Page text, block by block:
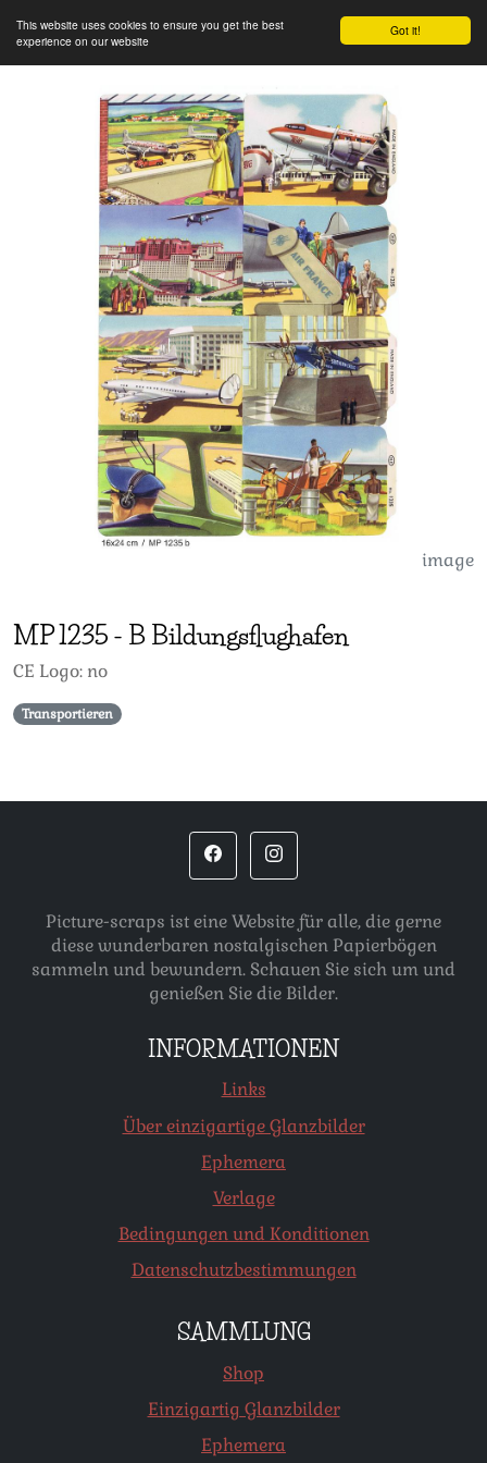
Got it!
This website uses cookies to ensure you get the best
experience on our website
image
MP1235 - B Bildungsflughafen
CE Logo: no
Transportieren
Picture-scraps ist eine Website für alle, die gerne
diese wunderbaren nostalgischen Papierbögen
sammeln und bewundern. Schauen Sie sich um und
genießen Sie die Bilder.
INFORMATIONEN
Links
Über einzigartige Glanzbilder
Ephemera
Verlage
Bedingungen und Konditionen
Datenschutzbestimmungen
SAMMLUNG
Shop
Einzigartig Glanzbilder
Ephemera